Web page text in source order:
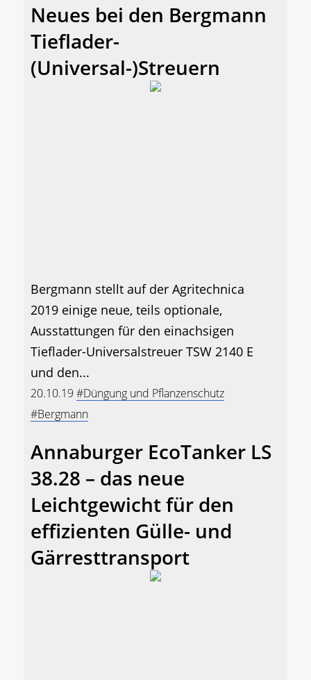
Neues bei den Bergmann
Tieflader-
(Universal-)Streuern
Bergmann stellt auf der Agritechnica
2019 einige neue, teils optionale,
Ausstattungen für den einachsigen
Tieflader-Universalstreuer TSW 2140 E
und den...
20.10.19 #Düngung und Pflanzenschutz
#Bergmann
Annaburger EcoTanker LS
38.28 – das neue
Leichtgewicht für den
effizienten Gülle- und
Gärresttransport